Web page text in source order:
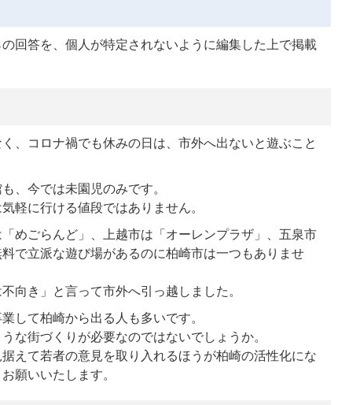
回答を、個人が特定されないように編集した上で掲載
、コロナ禍でも休みの日は、市外へ出ないと遊ぶこと
、今では未園児のみです。
軽に行ける値段ではありません。
めごらんど」、上越市は「オーレンプラザ」、五泉市
で立派な遊び場があるのに柏崎市は一つもありませ
向き」と言って市外へ引っ越しました。
して柏崎から出る人も多いです。
な街づくりが必要なのではないでしょうか。
えて若者の意見を取り入れるほうが柏崎の活性化にな
願いいたします。